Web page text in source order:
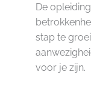
De
stap te
voor je zijn.